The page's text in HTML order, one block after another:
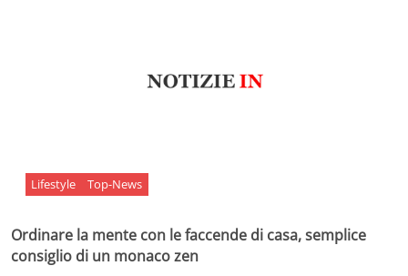
Lifestyle Top-News
Ordinare la mente con le faccende di casa, semplice
consiglio di un monaco zen